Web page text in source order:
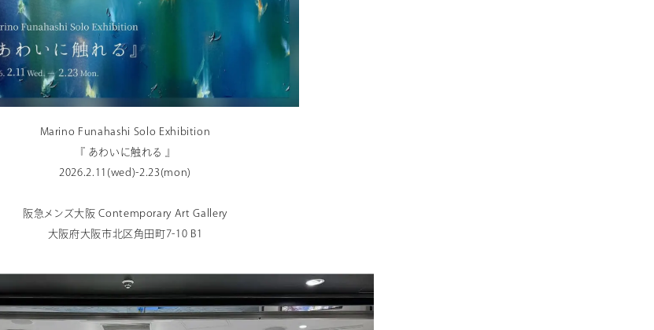
Marino Funahashi Solo Exhibition
『 あわいに触れる 』
2026.2.11(wed)-2.23(mon)
阪急メンズ大阪 Contemporary Art Gallery
大阪府大阪市北区角田町7-10 B1